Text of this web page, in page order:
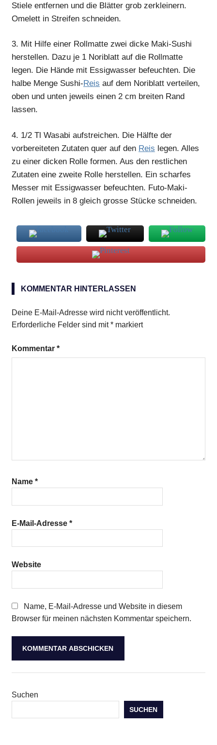
Stiele entfernen und die Blätter grob zerkleinern.
Omelett in Streifen schneiden.
3. Mit Hilfe einer Rollmatte zwei dicke Maki-Sushi
herstellen. Dazu je 1 Noriblatt auf die Rollmatte
legen. Die Hände mit Essigwasser befeuchten. Die
halbe Menge Sushi-Reis auf dem Noriblatt verteilen,
oben und unten jeweils einen 2 cm breiten Rand
lassen.
4. 1/2 Tl Wasabi aufstreichen. Die Hälfte der
vorbereiteten Zutaten quer auf den Reis legen. Alles
zu einer dicken Rolle formen. Aus den restlichen
Zutaten eine zweite Rolle herstellen. Ein scharfes
Messer mit Essigwasser befeuchten. Futo-Maki-
Rollen jeweils in 8 gleich grosse Stücke schneiden.
Maki
Pilze
KOMMENTAR HINTERLASSEN
Deine E-Mail-Adresse wird nicht veröffentlicht.
Erforderliche Felder sind mit* markiert
Kommentar *
Name *
E-Mail-Adresse *
Website
Name, E-Mail-Adresse und Website in diesem
Browser für meinen nächsten Kommentar speichern.
Suchen
SUCHEN